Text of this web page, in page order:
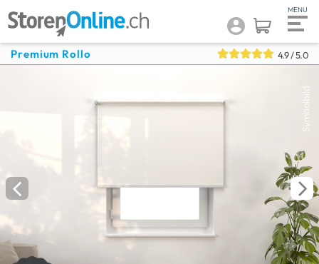
Premium Rollo 4.9/ 5.0
Symbolbild